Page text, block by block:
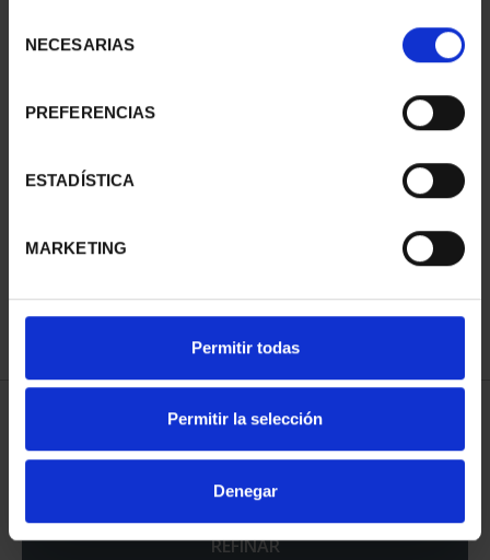
NECESARIAS
PREFERENCIAS
ESTADÍSTICA
MARKETING
Permitir todas
Permitir la selección
Denegar
BICENTENARIO PRADO
2 ESCUDOS LEONE
1.245,00 €
BICENTENARIO PRADO
2 ESCUDOS BENEDETTO
REFINAR